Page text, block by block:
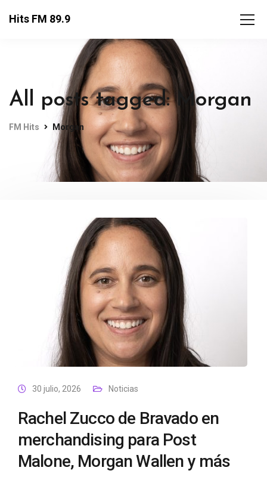
Hits FM 89.9
All posts tagged: Morgan
FM Hits Morgan
30 julio, 2026 Noticias
Rachel Zucco de Bravado en
merchandising para Post
Malone, Morgan Wallen y más